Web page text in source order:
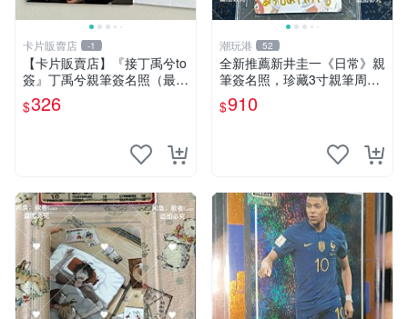
卡片販賣店 -1
【卡片販賣店】『接丁禹兮to
簽』丁禹兮親筆簽名照（最
新）丁禹兮音樂節周邊
$326
潮玩港 52
全新推薦新井圭一《日常》親
筆簽名照，珍藏3寸親筆周邊
照 親筆簽名、限量珍藏、收
藏推薦 日常 周邊 照片
$910